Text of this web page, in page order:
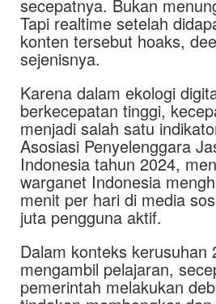
secepatnya. Bukan
Tapi realtime setelah
konten tersebut hoaks,
sejenisnya.
Karena dalam ekologi
berkecepatan tinggi,
menjadi salah satu
Asosiasi Penyelenggara
Indonesia tahun 2024,
warganet Indonesia
menit per hari di media
juta pengguna aktif.
Dalam konteks kerusuhan
mengambil pelajaran,
pemerintah melakukan